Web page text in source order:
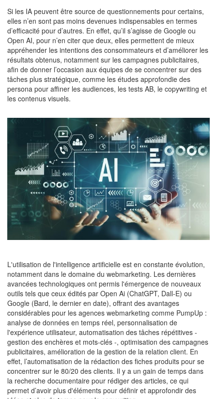
Si les IA peuvent être source de questionnements pour certains,
elles n’en sont pas moins devenues indispensables en termes
d’efficacité pour d’autres. En effet, qu’il s’agisse de Google ou
Open AI, pour n’en citer que deux, elles permettent de mieux
appréhender les intentions des consommateurs et d’améliorer les
résultats obtenus, notamment sur les campagnes publicitaires,
afin de donner l’occasion aux équipes de se concentrer sur des
tâches plus stratégique, comme les études approfondie des
persona pour affiner les audiences, les tests AB, le copywriting et
les contenus visuels.
L'utilisation de l'intelligence artificielle est en constante évolution,
notamment dans le domaine du webmarketing. Les dernières
avancées technologiques ont permis l'émergence de nouveaux
outils tels que ceux édités par Open Ai (ChatGPT, Dall-E) ou
Google (Bard, le dernier en date), offrant des avantages
considérables pour les agences webmarketing comme PumpUp :
analyse de données en temps réel, personnalisation de
l'expérience utilisateur, automatisation des tâches répétitives -
gestion des enchères et mots-clés -, optimisation des campagnes
publicitaires, amélioration de la gestion de la relation client. En
effet, l’automatisation de la rédaction des fiches produits pour se
concentrer sur le 80/20 des clients. Il y a un gain de temps dans
la recherche documentaire pour rédiger des articles, ce qui
permet d’avoir plus d'éléments pour définir et approfondir des